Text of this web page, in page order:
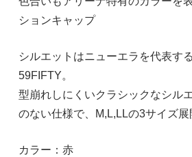
ションキャップ
シルエットはニューエラを代表す
59FIFTY。
型崩れしにくいクラシックなシル
のない仕様で、M,L,LLの3サイズ展
カラー：赤